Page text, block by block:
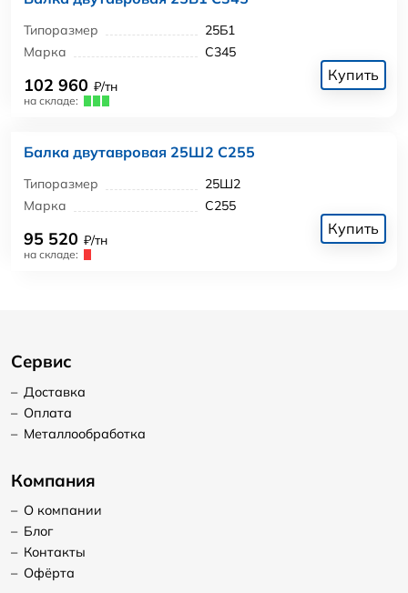
Типоразмер
25Б1
Марка
С345
102 960 ₽/тн
на складе:
Купить
Балка двутавровая 25Ш2 С255
Типоразмер
25Ш2
Марка
С255
95 520 ₽/тн
на складе:
Купить
Сервис
– Доставка
– Оплата
– Металлообработка
Компания
– О компании
– Блог
– Контакты
– Офёрта